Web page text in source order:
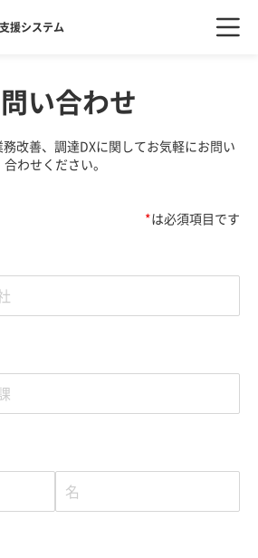
援システム
メニ
ュー
い合わせ
改善、調達DXに関してお気軽にお問い
合わせください。
*は必須項目です